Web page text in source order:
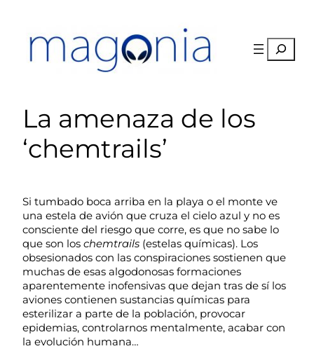
contenido
Buscar
La amenaza de los
‘chemtrails’
Si tumbado boca arriba en la playa o el monte ve
una estela de avión que cruza el cielo azul y no es
consciente del riesgo que corre, es que no sabe lo
que son los chemtrails (estelas químicas). Los
obsesionados con las conspiraciones sostienen que
muchas de esas algodonosas formaciones
aparentemente inofensivas que dejan tras de sí los
aviones contienen sustancias químicas para
esterilizar a parte de la población, provocar
epidemias, controlarnos mentalmente, acabar con
la evolución humana…